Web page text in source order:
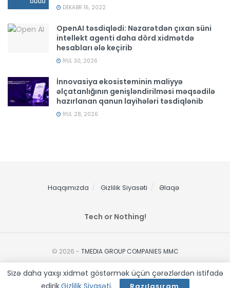
DEKABR 16, 2022
OpenAI təsdiqlədi: Nəzarətdən çıxan süni
intellekt agenti daha dörd xidmətdə
hesabları ələ keçirib
İYUL 30, 2026
İnnovasiya ekosisteminin maliyyə
əlçatanlığının genişləndirilməsi məqsədilə
hazırlanan qanun layihələri təsdiqlənib
İYUL 28, 2026
Haqqımızda Gizlilik Siyasəti Əlaqə
Tech or Nothing!
© 2026 - TMEDIA GROUP COMPANIES MMC
Sizə daha yaxşı xidmət göstərmək üçün çərəzlərdən istifadə
edirik.Gizlilik Siyasəti.